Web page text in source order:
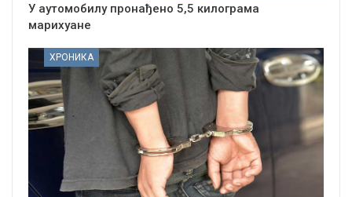
У аутомобилу пронађено 5,5 килограма
марихуане
ХРОНИКА